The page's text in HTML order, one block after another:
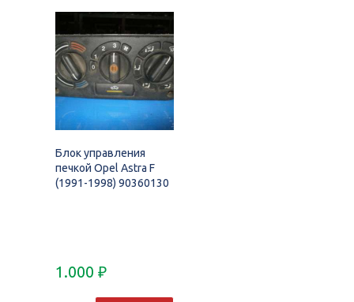
Блок управления
печкой Opel Astra F
(1991-1998) 90360130
1.000 ₽